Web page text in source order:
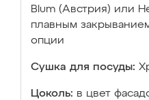
Blum (Австрия) или
плавным
опции
Сушка для посуды:
Цоколь: в цвет